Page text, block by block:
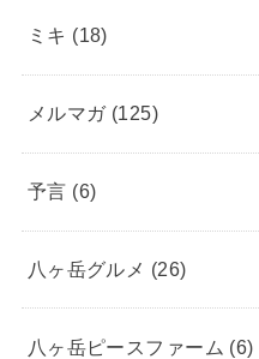
ミキ (18)
メルマガ (125)
予言 (6)
八ヶ岳グルメ (26)
八ヶ岳ピースファーム (6)